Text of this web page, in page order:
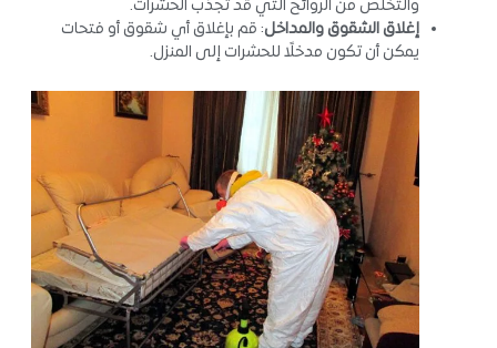
والتخلص من الروائح التي قد تجذب الحشرات.
إغلاق الشقوق والمداخل: قم بإغلاق أي شقوق أو فتحات
يمكن أن تكون مدخلًا للحشرات إلى المنزل.